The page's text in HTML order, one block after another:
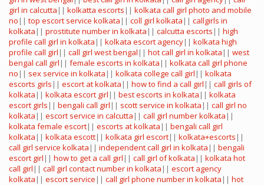
girl in calcutta || kolkatta escorts || kolkata call girl photo and mobile
no || top escort service kolkata || coll girl kolkata || callgirls in
kolkata || prostitute number in kolkata || calcutta escorts || high
profile call girl in kolkata || kolkata escort agency|| kolkata high
profile call girl || call girl west bengal || hot call girl in kolkata || west
bengal call girl || female escorts in kolkata || kolkata call girl phone
no || sex service in kolkata || kolkata college call girl || kolkata
escorts girls || escort at kolkata || how to find a call girl || call girls of
kolkata || kolkata escort girl || best escorts in kolkata || kolkata
escort girls || bengali call girl || scott service in kolkata || call girl no
kolkata || escort service in calcutta || call girl number kolkata ||
kolkata female escort|| escorts at kolkata || bengali call girl
kolkata || kolkata escott|| kolkata girl escort|| kolkata+escorts ||
call girl service kolkata || independent call girl in kolkata || bengali
escort girl || how to get a call girl || call girl of kolkata || kolkata hot
call girl || call girl contact number in kolkata || escort agency
kolkata || escort service || call girl phone number in kolkata || hot